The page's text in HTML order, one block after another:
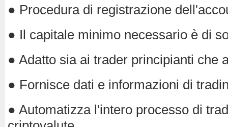
● Procedura di registrazione
● Il capitale minimo necessario è di
● Adatto sia ai trader principianti che
● Fornisce dati e informazioni di
● Automatizza l'intero processo di